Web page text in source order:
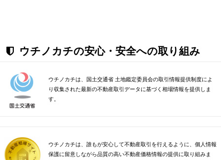
ウチノカチの安心・安全への取り組み
ウチノカチは、国土交通省 土地鑑定委員会の取引情報提供制度によ
り収集された最新の不動産取引データに基づく相場情報を提供しま
す。
ウチノカチは、誰もが安心して不動産取引を行えるように、個人情報
保護に留意しながら品質の高い不動産価格情報の提供に取り組みま